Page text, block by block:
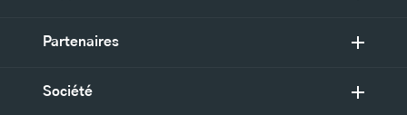
Partenaires
Société